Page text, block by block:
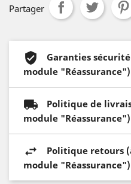
Partager
Garanties
module "Réassurance")
Politique de
module "Réassurance")
Politique retours
module "Réassurance")